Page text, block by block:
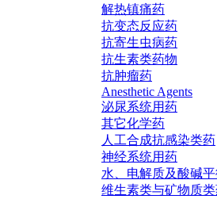
解热镇痛药
抗变态反应药
抗寄生虫病药
抗生素类药物
抗肿瘤药
Anesthetic Agents
泌尿系统用药
其它化学药
人工合成抗感染类药
神经系统用药
水、电解质及酸碱
维生素类与矿物质